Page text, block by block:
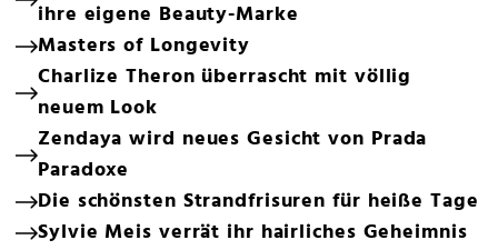
ihre eigene Beauty-Marke
Masters of Longevity
Charlize Theron überrascht mit völlig
neuem Look
Zendaya wird neues Gesicht von Prada
Paradoxe
Die schönsten Strandfrisuren für heiße Tage
Sylvie Meis verrät ihr hairliches Geheimnis